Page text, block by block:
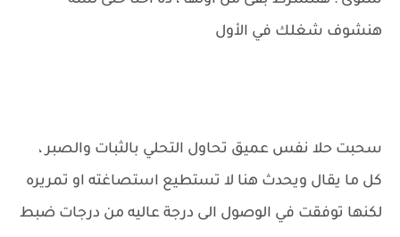
هنشوف شغلك في الأول
سحبت حلا نفس عميق تحاول التحلي بالثبات والصبر ،
كل ما يقال ويحدث هنا لا تستطيع استصاغته او تمريره
لكنها توفقت في الوصول الى درجة عاليه من درجات ضبط